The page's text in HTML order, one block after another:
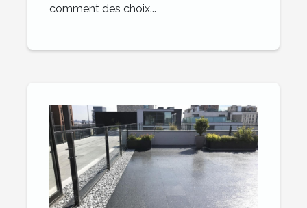
comment des choix...